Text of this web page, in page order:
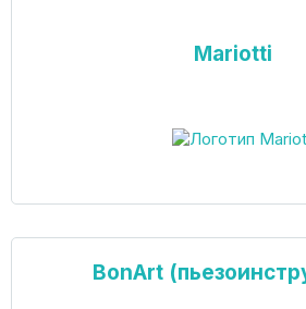
Mariotti
BonArt